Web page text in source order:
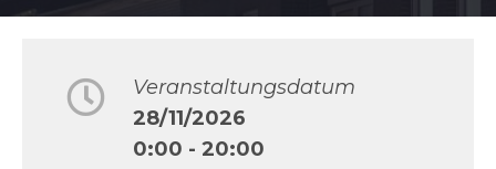
Veranstaltungsdatum
28/11/2026
0:00 - 20:00